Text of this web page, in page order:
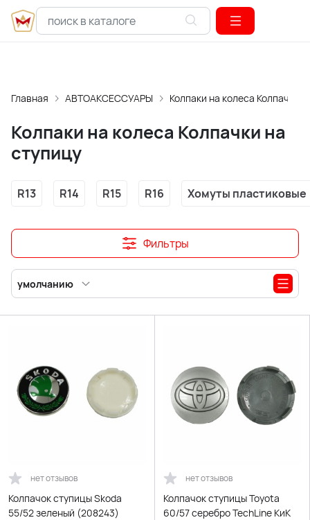
Главная АВТОАКСЕССУАРЫ Колпаки на колеса Колпачки
Колпаки на колеса Колпачки на
ступицу
R13 R14 R15 R16 Хомуты пластиковые
Фильтры
умолчанию
нет отзывов
Колпачок ступицы Skoda
55/52 зеленый (208243)
нет отзывов
Колпачок ступицы Toyota
60/57 серебро TechLine КиК